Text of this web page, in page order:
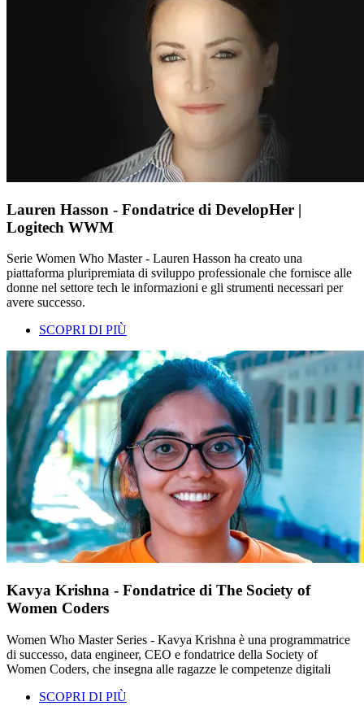
Lauren Hasson - Fondatrice di DevelopHer |
Logitech WWM
Serie Women Who Master - Lauren Hasson ha creato una
piattaforma pluripremiata di sviluppo professionale che fornisce alle
donne nel settore tech le informazioni e gli strumenti necessari per
avere successo.
SCOPRI DI PIÙ
Kavya Krishna - Fondatrice di The Society of
Women Coders
Women Who Master Series - Kavya Krishna è una programmatrice
di successo, data engineer, CEO e fondatrice della Society of
Women Coders, che insegna alle ragazze le competenze digitali
SCOPRI DI PIÙ